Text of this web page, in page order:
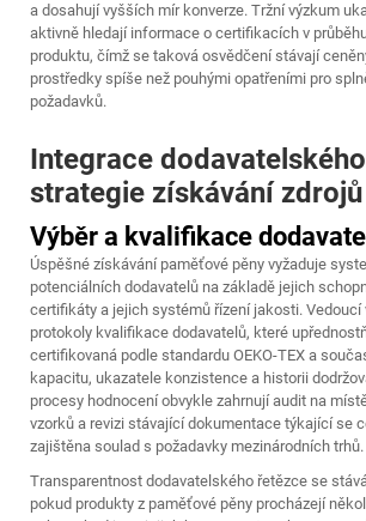
a dosahují vyšších mír konverze. Tržní výzkum
aktivně hledají informace o certifikacích v
produktu, čímž se taková osvědčení stávají
prostředky spíše než pouhými opatřeními pro
požadavků.
Integrace
strategie získávání zdrojů
Výběr a kvalifikace
Úspěšné získávání paměťové pěny vyžaduje
potenciálních dodavatelů na základě jejich
certifikáty a jejich systémů řízení jakosti. Vedoucí
protokoly kvalifikace dodavatelů, které
certifikovaná podle standardu OEKO-TEX a
kapacitu, ukazatele konzistence a historii
procesy hodnocení obvykle zahrnují audit na
vzorků a revizi stávající dokumentace týkající se
zajištěna soulad s požadavky mezinárodních trhů.
Transparentnost dodavatelského řetězce se
pokud produkty z paměťové pěny procházejí